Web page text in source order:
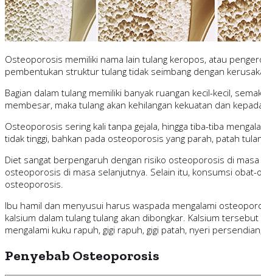
Osteoporosis memiliki nama lain tulang keropos, atau
pembentukan struktur tulang tidak seimbang dengan
Bagian dalam tulang memiliki banyak ruangan kecil-kecil,
membesar, maka tulang akan kehilangan kekuatan dan
Osteoporosis sering kali tanpa gejala, hingga tiba-tiba
tidak tinggi, bahkan pada osteoporosis yang parah, patah
Diet sangat berpengaruh dengan risiko osteoporosis di
osteoporosis di masa selanjutnya. Selain itu, konsumsi
osteoporosis.
Ibu hamil dan menyusui harus waspada mengalami
kalsium dalam tulang tulang akan dibongkar. Kalsium
mengalami kuku rapuh, gigi rapuh, gigi patah, nyeri
Penyebab Osteoporosis